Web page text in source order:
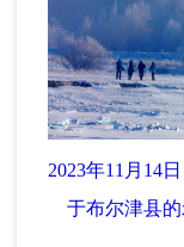
2023年11月14
于布尔津县